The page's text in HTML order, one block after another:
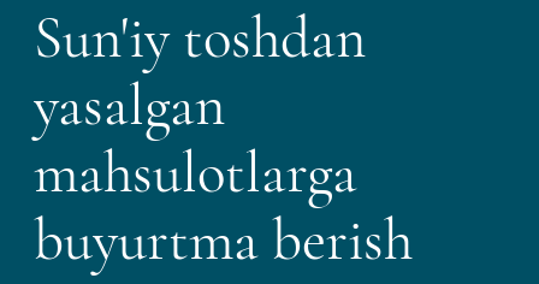
Sun'iy toshdan
yasalgan
mahsulotlarga
buyurtma berish